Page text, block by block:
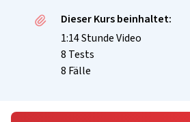
Dieser Kurs beinhaltet:
1:14 Stunde Video
8 Tests
8 Fälle